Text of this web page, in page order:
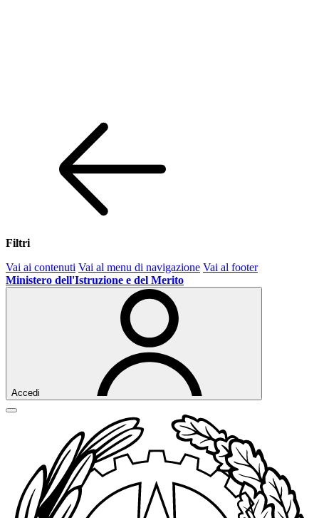
Filtri
Vai ai contenuti Vai al menu di navigazione Vai al footer
Ministero dell'Istruzione e del Merito
Accedi